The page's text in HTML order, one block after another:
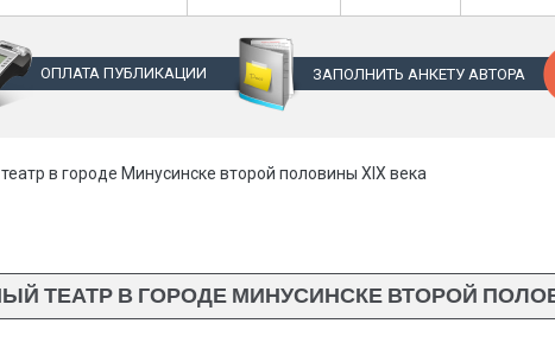
ОПЛАТА ПУБЛИКАЦИИ ЗАПОЛНИТЬ АНКЕТУ АВТОРА
в городе Минусинске второй половины XIX века
ТЕАТР В ГОРОДЕ МИНУСИНСКЕ ВТОРОЙ